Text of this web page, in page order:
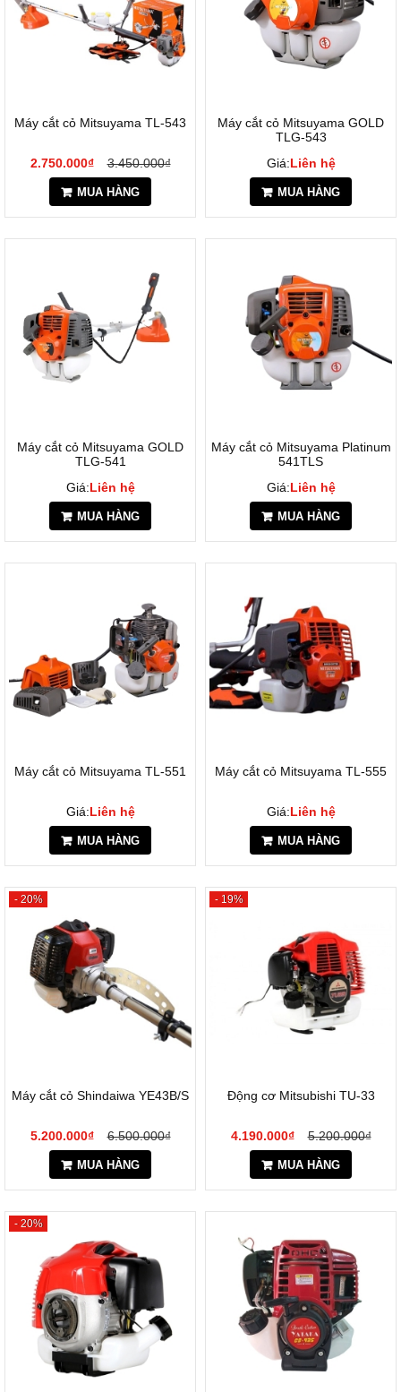
Máy cắt cỏ Mitsuyama TL-543
2.750.000₫ 3.450.000₫
MUA HÀNG
Máy cắt cỏ Mitsuyama GOLD
TLG-543
Giá:Liên hệ
MUA HÀNG
Máy cắt cỏ Mitsuyama GOLD
TLG-541
Giá:Liên hệ
MUA HÀNG
Máy cắt cỏ Mitsuyama Platinum
541TLS
Giá:Liên hệ
MUA HÀNG
Máy cắt cỏ Mitsuyama TL-551
Giá:Liên hệ
MUA HÀNG
Máy cắt cỏ Mitsuyama TL-555
Giá:Liên hệ
MUA HÀNG
- 20%
Máy cắt cỏ Shindaiwa YE43B/S
5.200.000₫ 6.500.000₫
MUA HÀNG
- 19%
Động cơ Mitsubishi TU-33
4.190.000₫ 5.200.000₫
MUA HÀNG
- 20%